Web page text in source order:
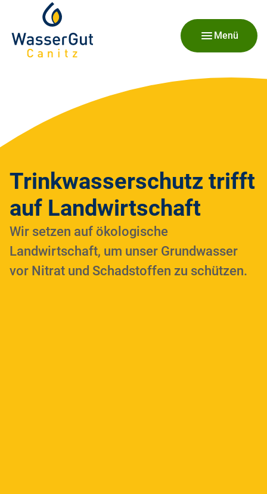
Menü
Trinkwasserschutz trifft
auf Landwirtschaft
Wir setzen auf ökologische
Landwirtschaft, um unser Grundwasser
vor Nitrat und Schadstoffen zu schützen.